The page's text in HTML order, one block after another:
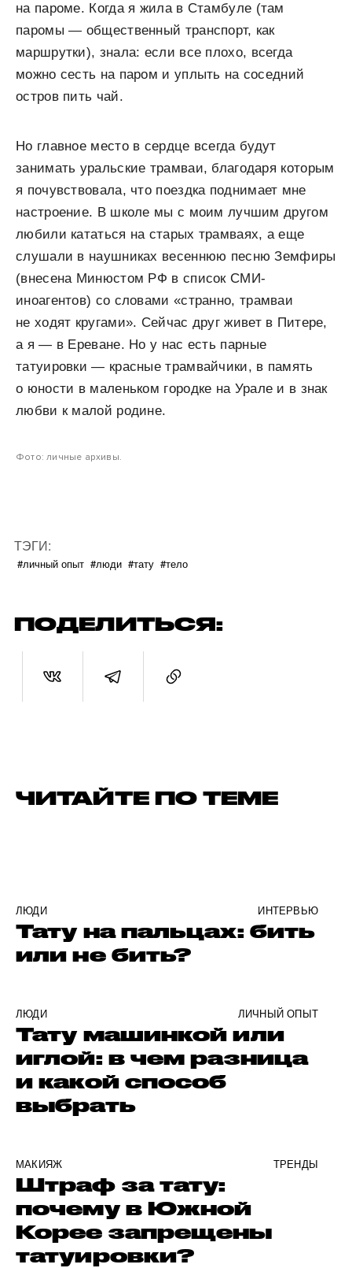
на пароме. Когда я жила в Стамбуле (там
паромы — общественный транспорт, как
маршрутки), знала: если все плохо, всегда
можно сесть на паром и уплыть на соседний
остров пить чай.
Но главное место в сердце всегда будут
занимать уральские трамваи, благодаря которым
я почувствовала, что поездка поднимает мне
настроение. В школе мы с моим лучшим другом
любили кататься на старых трамваях, а еще
слушали в наушниках весеннюю песню Земфиры
(внесена Минюстом РФ в список СМИ-
иноагентов) со словами «странно, трамваи
не ходят кругами». Сейчас друг живет в Питере,
а я — в Ереване. Но у нас есть парные
татуировки — красные трамвайчики, в память
о юности в маленьком городке на Урале и в знак
любви к малой родине.
Фото: личные архивы.
ТЭГИ:
#личный опыт #люди #тату #тело
ПОДЕЛИТЬСЯ:
ЧИТАЙТЕ ПО ТЕМЕ
ЛЮДИ ИНТЕРВЬЮ
Тату на пальцах: бить
или не бить?
ЛЮДИ ЛИЧНЫЙ ОПЫТ
Тату машинкой или
иглой: в чем разница
и какой способ
выбрать
МАКИЯЖ ТРЕНДЫ
Штраф за тату:
почему в Южной
Корее запрещены
татуировки?